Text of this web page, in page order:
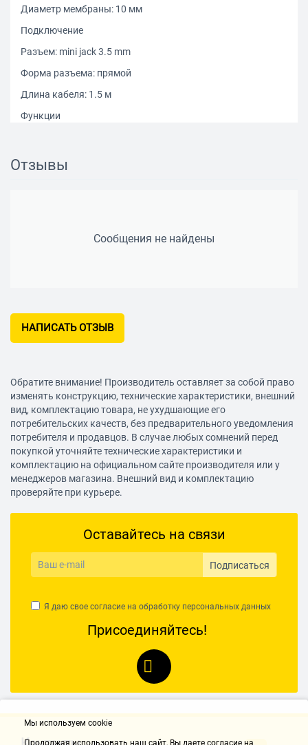
Диаметр мембраны: 10 мм
Подключение
Разъем: mini jack 3.5 mm
Форма разъема: прямой
Длина кабеля: 1.5 м
Функции
Отзывы
Сообщения не найдены
НАПИСАТЬ ОТЗЫВ
Обратите внимание! Производитель оставляет за собой право
изменять конструкцию, технические характеристики, внешний
вид, комплектацию товара, не ухудшающие его
потребительских качеств, без предварительного уведомления
потребителя и продавцов. В случае любых сомнений перед
покупкой уточняйте технические характеристики и
комплектацию на официальном сайте производителя или у
менеджеров магазина. Внешний вид и комплектацию
проверяйте при курьере.
Оставайтесь на связи
Подписаться
Я даю свое согласие на обработку персональных данных
Присоединяйтесь!
Мы используем cookie
Продолжая использовать наш cайт, Вы даете согласие на